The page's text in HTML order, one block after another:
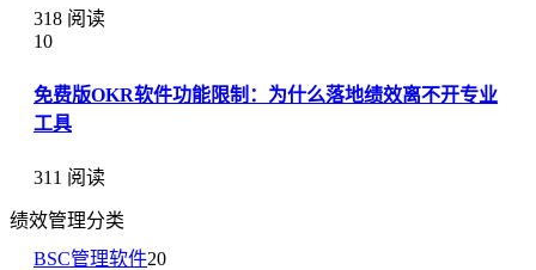
318 阅读
10
免费版OKR软件功能限制：为什么落地绩效离不开专业
工具
311 阅读
绩效管理分类
BSC管理软件20